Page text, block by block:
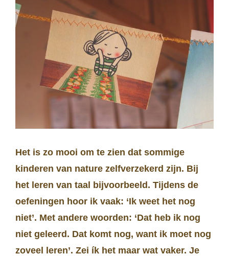
Het is zo mooi om te zien dat sommige
kinderen van nature zelfverzekerd zijn. Bij
het leren van taal bijvoorbeeld. Tijdens de
oefeningen hoor ik vaak: ‘Ik weet het nog
niet’. Met andere woorden: ‘Dat heb ik nog
niet geleerd. Dat komt nog, want ik moet nog
zoveel leren’. Zei ík het maar wat vaker. Je